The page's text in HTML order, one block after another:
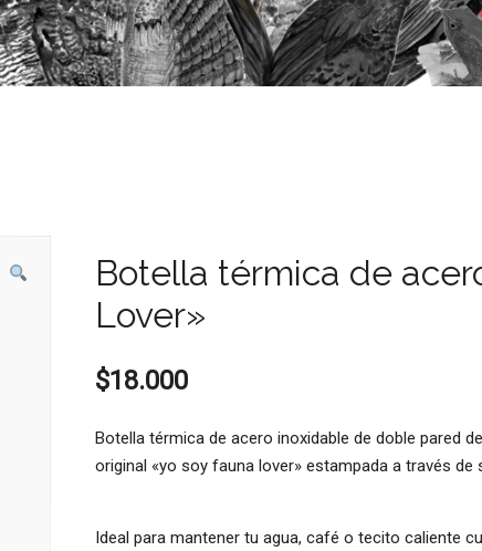
Botella térmica de
Lover»
$18.000
Botella térmica de acero inoxidable de doble pared
original «yo soy fauna lover» estampada a través de
Ideal para mantener tu agua, café o tecito caliente